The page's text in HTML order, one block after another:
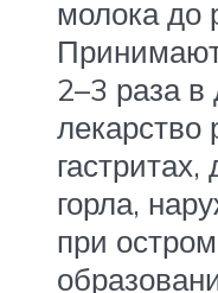
молока до
2–3 раза в
лекарство
горла,
при